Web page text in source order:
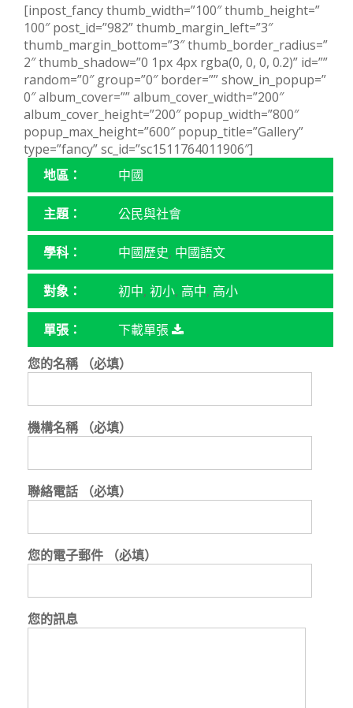
[inpost_fancy thumb_width=”100″ thumb_height=”
100″ post_id=”982” thumb_margin_left=”3″
thumb_margin_bottom=”3″ thumb_border_radius=”
2″ thumb_shadow=”0 1px 4px rgba(0, 0, 0, 0.2)” id=””
random=”0″ group=”0″ border=”” show_in_popup=”
0″ album_cover=”” album_cover_width=”200″
album_cover_height=”200″ popup_width=”800″
popup_max_height=”600″ popup_title=”Gallery”
type=”fancy” sc_id=”sc1511764011906″]
地區：
中國
主題： 公民與社會
學科： 中國歷史, 中國語文
對象： 初中, 初小, 高中, 高小
單張：
下載單張
您的名稱 （必填）
機構名稱 （必填）
聯絡電話 （必填）
您的電子郵件 （必填）
您的訊息